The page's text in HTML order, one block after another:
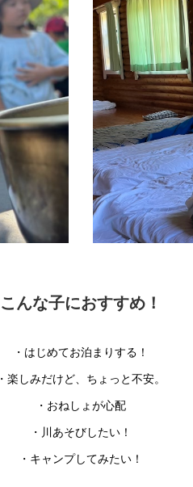
こんな子におすすめ！
・はじめてお泊まりする！
・楽しみだけど、ちょっと不安。
・おねしょが心配
・川あそびしたい！
・キャンプしてみたい！